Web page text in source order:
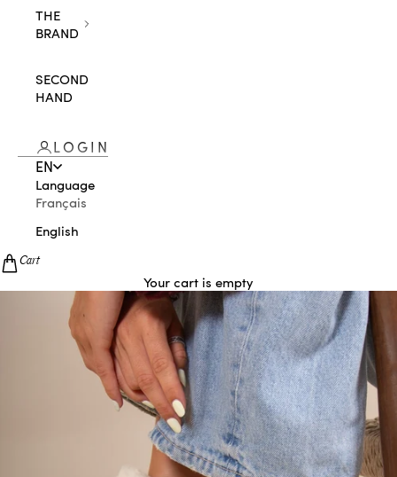
THE
BRAND
SECOND
HAND
LOGIN
EN
Language
Français
English
Cart
Your cart is empty